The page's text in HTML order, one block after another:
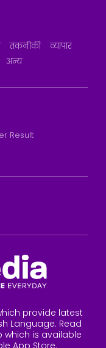
तकनीकी
व्यापार
अन्य
Result
provide latest
Language. Read
which is available